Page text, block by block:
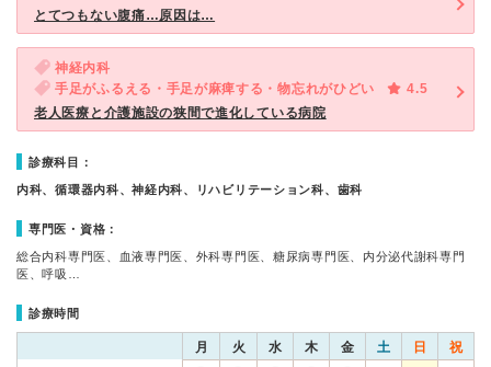
とてつもない腹痛…原因は…
神経内科
手足がふるえる・手足が麻痺する・物忘れがひどい
4.5
老人医療と介護施設の狭間で進化している病院
診療科目：
内科、循環器内科、神経内科、リハビリテーション科、歯科
専門医・資格：
総合内科専門医、血液専門医、外科専門医、糖尿病専門医、内分泌代謝科専門
医、呼吸…
診療時間
月 火 水 木 金 土 日 祝